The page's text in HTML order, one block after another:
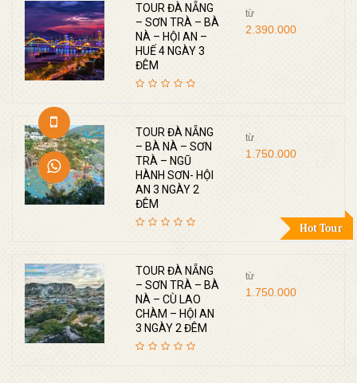
TOUR ĐÀ NẴNG
– SƠN TRÀ – BÀ
NÀ – HỘI AN –
HUẾ 4 NGÀY 3
ĐÊM
từ
2.390.000
Hot Tour
TOUR ĐÀ NẴNG
– BÀ NÀ – SƠN
TRÀ – NGŨ
HÀNH SƠN- HỘI
AN 3 NGÀY 2
ĐÊM
từ
1.750.000
TOUR ĐÀ NẴNG
– SƠN TRÀ – BÀ
NÀ – CÙ LAO
CHÀM – HỘI AN
3 NGÀY 2 ĐÊM
từ
1.750.000